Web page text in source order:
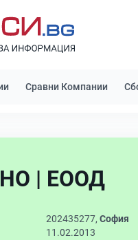
Сравни Компании
| ЕООД
202435277, София
11.02.2013